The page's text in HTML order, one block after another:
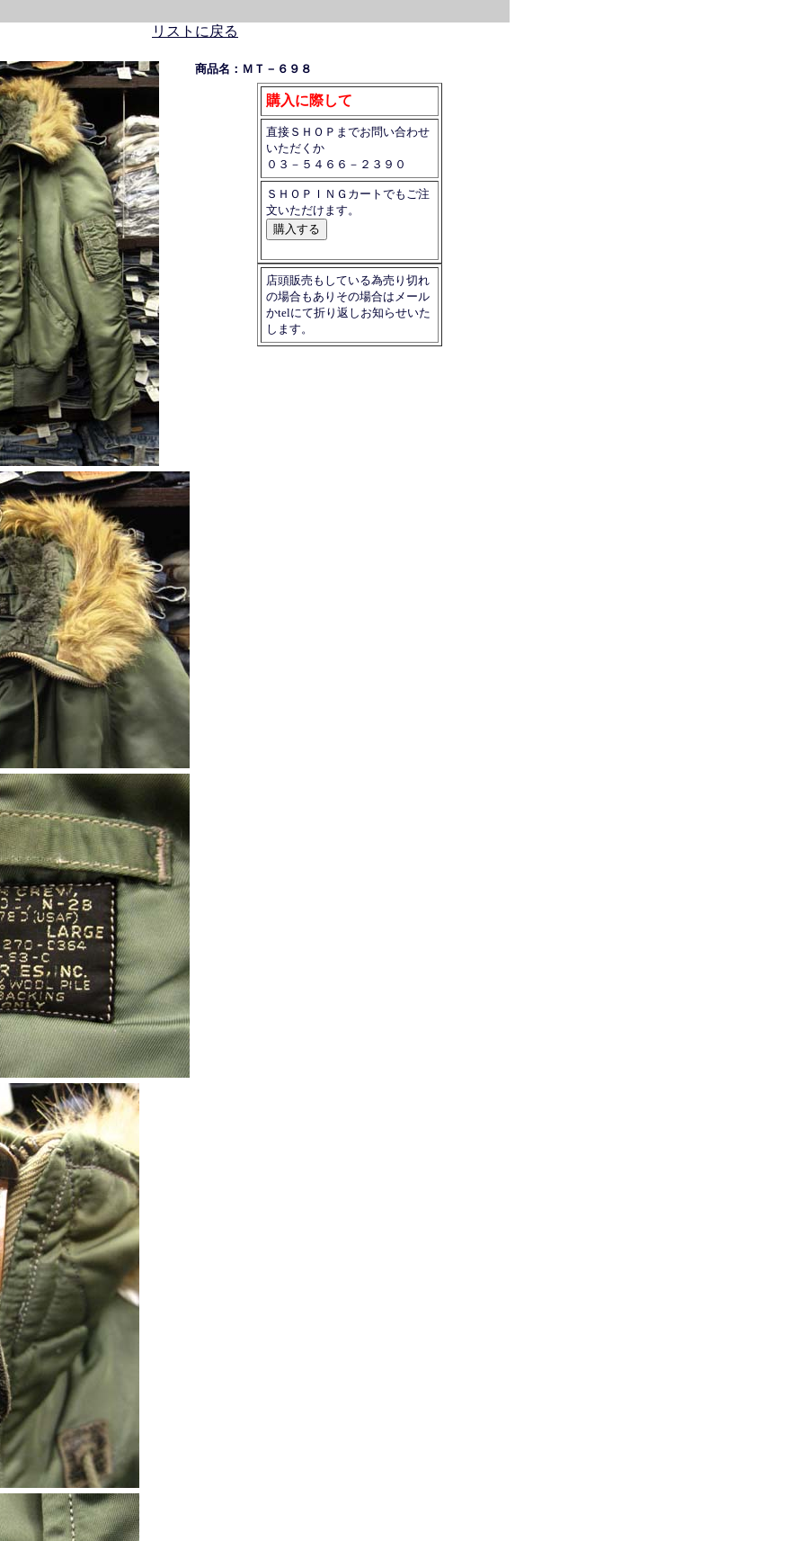
リストに戻る
商品名：ＭＴ－６９８
購入に際して
直接ＳＨＯＰまでお問い合わせ
いただくか
０３－５４６６－２３９０
ＳＨＯＰＩＮＧカートでもご注
文いただけます。
店頭販売もしている為売り切れ
の場合もありその場合はメール
かtelにて折り返しお知らせいた
します。